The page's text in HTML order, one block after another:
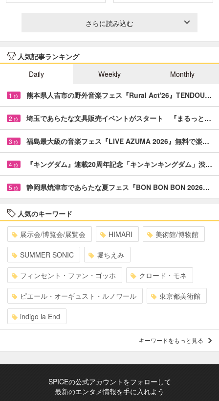
さらに読み込む
人気記事ランキング
Daily
Weekly Monthly
1 位 熊本県人吉市の野外音楽フェス『Rural Act'26』TENDOU…
2 位 埼玉であらたな文具販売イベントがスタート 『まるっと…
3 位 福島最大級の音楽フェス『LIVE AZUMA 2026』無料で楽…
4 位 『キングダム』連載20周年記念「キンキンキングダム」渋…
5 位 静岡県焼津市であらたな夏フェス『BON BON BON 2026…
人気のキーワード
展示会/博覧会/展覧会 HIMARI 美術館/博物館
SUMMER SONIC 堀ちえみ
フィンセント・ファン・ゴッホ クロード・モネ
ピエール・オーギュスト・ルノワール 東京都美術館
indigo la End
キーワードをもっと見る
SPICEの公式アカウントをフォローして
最新のエンタメ情報を手に入れよう